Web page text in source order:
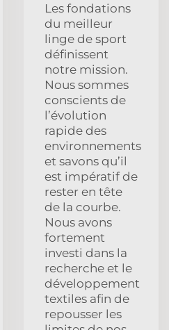
Les fondations
du meilleur
linge de sport
définissent
notre mission.
Nous sommes
conscients de
l’évolution
rapide des
environnements
et savons qu’il
est impératif de
rester en tête
de la courbe.
Nous avons
fortement
investi dans la
recherche et le
développement
textiles afin de
repousser les